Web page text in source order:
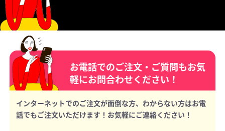
お電話でのご注文・ご質問もお気
軽にお問合わせください！
インターネットでのご注文が面倒な方、わからない方はお電
話でもご注文いただけます！お気軽にご連絡ください！